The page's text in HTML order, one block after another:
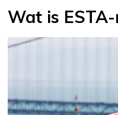
Wat is